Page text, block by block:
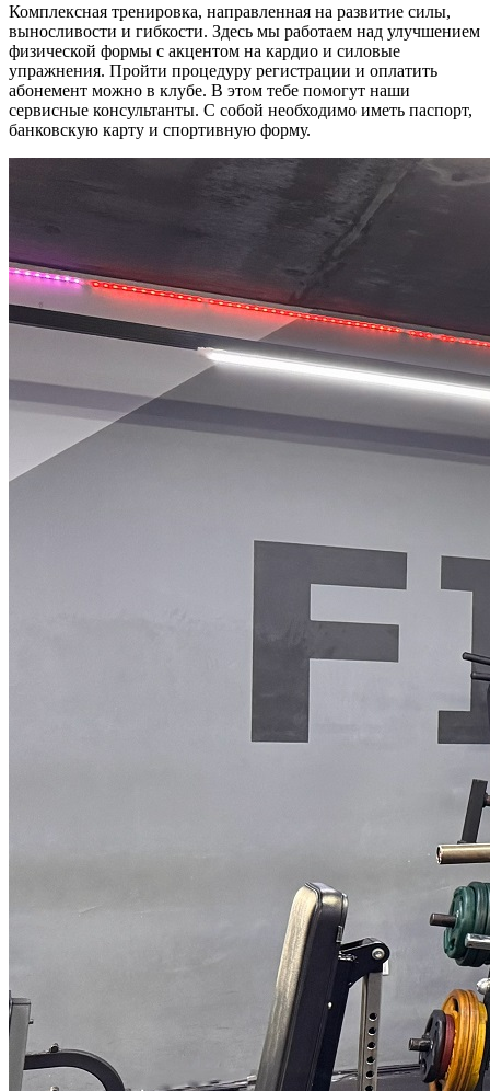
Комплексная тренировка, направленная на развитие силы,
выносливости и гибкости. Здесь мы работаем над улучшением
физической формы с акцентом на кардио и силовые
упражнения. Пройти процедуру регистрации и оплатить
абонемент можно в клубе. В этом тебе помогут наши
сервисные консультанты. С собой необходимо иметь паспорт,
банковскую карту и спортивную форму.